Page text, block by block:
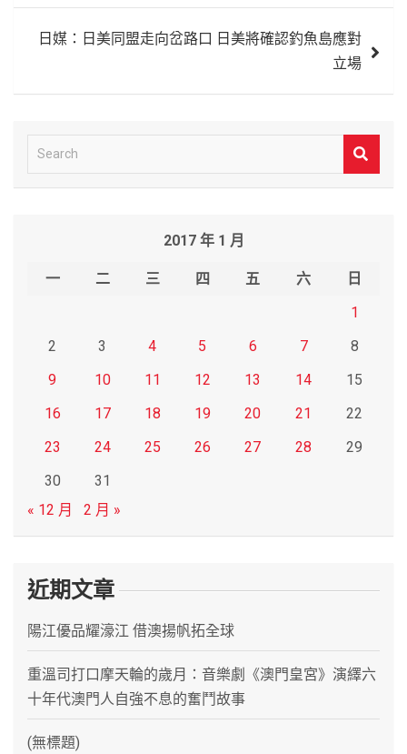
日媒：日美同盟走向岔路口 日美將確認釣魚島應對
立場
e
2017 年 1 月
一 二 三 四 五 六
日
1
2
3 4 5 6 7
8
9
10 11 12 13 14
15
16
17 18 19 20 21
22
23
24 25 26 27 28
29
30
31
« 12 月
2 月 »
近期文章
陽江優品耀濠江 借澳揚帆拓全球
重溫司打口摩天輪的歲月：音樂劇《澳門皇宮》演繹六
十年代澳門人自強不息的奮鬥故事
(無標題)